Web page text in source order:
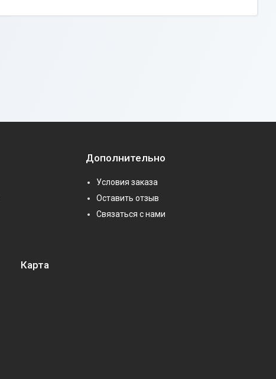
Дополнительно
Условия заказа
Оставить отзыв
Связаться с нами
Карта